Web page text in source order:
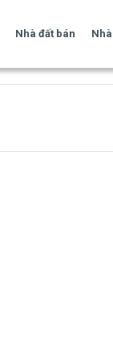
Nhà đất bán